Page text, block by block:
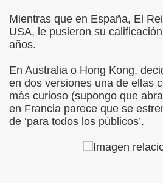
Mientras que en España, El
USA, le pusieron su
años.
En Australia o Hong Kong,
en dos versiones una de ellas
más curioso (supongo que
en Francia parece que se
de ‘para todos los públicos’.